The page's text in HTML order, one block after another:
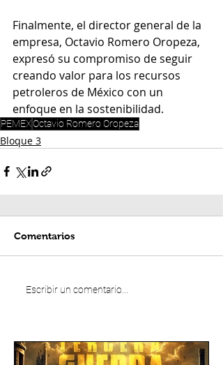
Finalmente, el director general de la
empresa, Octavio Romero Oropeza,
expresó su compromiso de seguir
creando valor para los recursos
petroleros de México con un
enfoque en la sostenibilidad.
PEMEXOctavio Romero Oropeza
Bloque 3
Comentarios
Escribir un comentario...